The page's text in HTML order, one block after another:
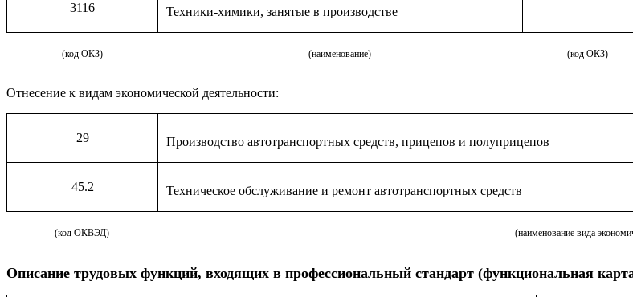
3116 Техники-химики, занятые в производстве
(код ОКЗ) (наименование) (код ОКЗ)
Отнесение к видам экономической деятельности:
29 Производство автотранспортных средств, прицепов и полуприцепов
45.2 Техническое обслуживание и ремонт автотранспортных средств
(код ОКВЭД) (наименование вида
Описание трудовых функций, входящих в профессиональный стандарт (функциональная